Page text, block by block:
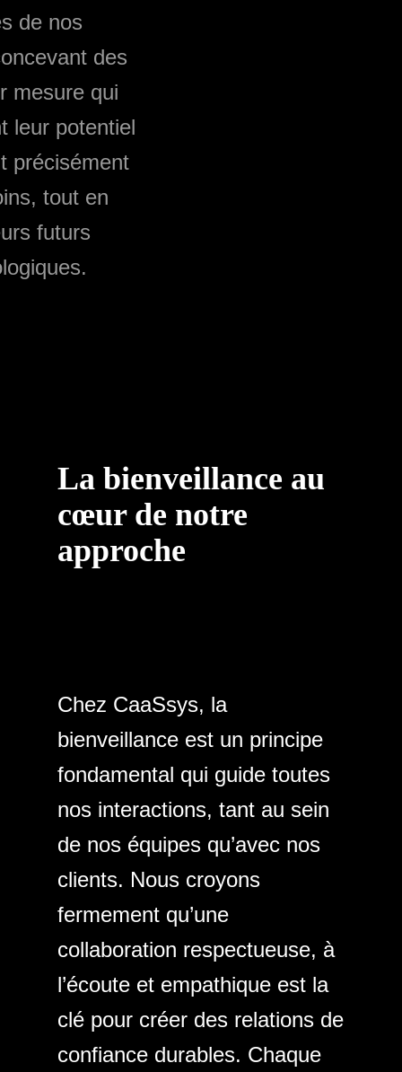
de nos
des
mesure qui
leur potentiel
précisément
tout en
futurs
La bienveillance au
cœur de notre
approche
Chez CaaSsys, la
bienveillance est un principe
fondamental qui guide toutes
nos interactions, tant au sein
de nos équipes qu’avec nos
clients. Nous croyons
fermement qu’une
collaboration respectueuse, à
l’écoute et empathique est la
clé pour créer des relations de
confiance durables. Chaque